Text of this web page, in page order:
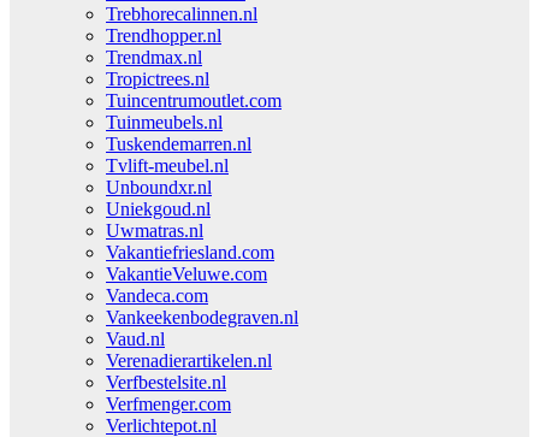
Trebhorecalinnen.nl
Trendhopper.nl
Trendmax.nl
Tropictrees.nl
Tuincentrumoutlet.com
Tuinmeubels.nl
Tuskendemarren.nl
Tvlift-meubel.nl
Unboundxr.nl
Uniekgoud.nl
Uwmatras.nl
Vakantiefriesland.com
VakantieVeluwe.com
Vandeca.com
Vankeekenbodegraven.nl
Vaud.nl
Verenadierartikelen.nl
Verfbestelsite.nl
Verfmenger.com
Verlichtepot.nl